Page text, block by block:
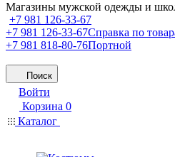
Магазины мужской одежды и
+7 981 126-33-67
+7 981 126-33-67Справка по
+7 981 818-80-76Портной
Поиск
Войти
Корзина 0
Каталог